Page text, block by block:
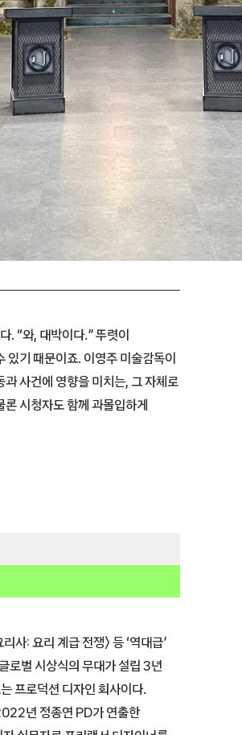
. “와, 대박이다.” 뚜렷이
있기 때문이죠. 이영주 미술감독이
사건에 영향을 미치는, 그 자체로
시청자도 함께 과몰입하게
사: 요리 계급 전쟁〉 등 ‘역대급’
벌 시상식의 무대가 설립 3년
프로덕션 디자인 회사이다.
년 정종연 PD가 연출한